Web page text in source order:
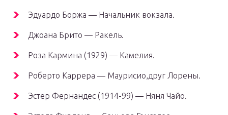
Эдуардо Боржа — Начальник вокзала.
Джоана Брито — Ракель.
Роза Кармина (1929) — Камелия.
Роберто Каррера — Маурисио,друг Лорены.
Эстер Фернандес (1914-99) — Няня Чайо.